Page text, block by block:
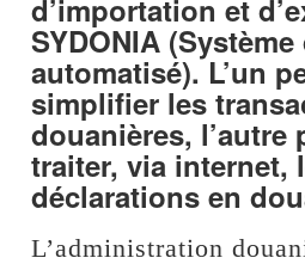
d’importation et
SYDONIA
automatisé). L’un
simplifier les
douanières, l’autre
traiter, via internet,
déclarations en
L’administration